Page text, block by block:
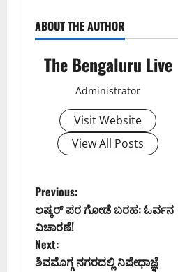
ABOUT THE AUTHOR
The Bengaluru Live
Administrator
Visit Website
View All Posts
P
o
s
Previous:
ಲಷ್ಕರ್ ಪರ ಗೋಡೆ ಬರಹ: ಓರ್ವನ
ವಿಚಾರಣೆ!
Next:
ಶಿವಮೊಗ್ಗ ನಗರದಲ್ಲಿ ನಿಷೇಧಾಜ್ಞೆ